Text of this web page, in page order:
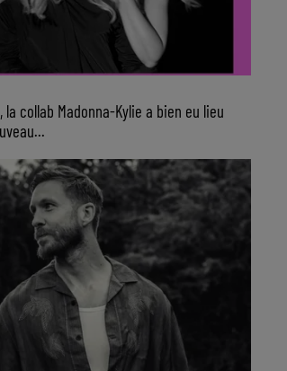
la collab Madonna-Kylie a bien eu lieu